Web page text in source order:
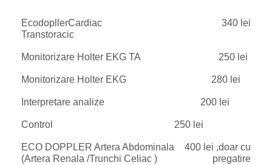
EcodopllerCardiac
Transtoracic
340 lei
Monitorizare Holter EKG TA 250 lei
Monitorizare Holter EKG 280 lei
Interpretare analize 200 lei
Control 250 lei
ECO DOPPLER Artera Abdominala
(Artera Renala /Trunchi Celiac )
400 lei ,doar cu
pregatire